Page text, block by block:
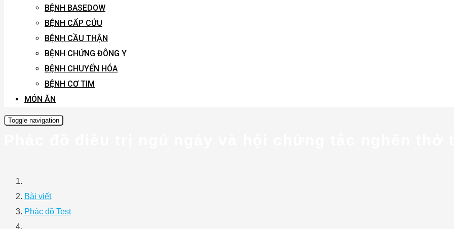
BỆNH BASEDOW
BỆNH CẤP CỨU
BỆNH CẦU THẬN
BỆNH CHỨNG ĐÔNG Y
BỆNH CHUYỂN HÓA
BỆNH CƠ TIM
MÓN ĂN
Toggle navigation
Bài viết
Phác đồ Test